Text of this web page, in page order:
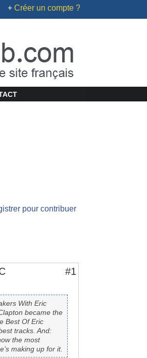
+ Créer un compte ?
pour contribuer
#1
With Eric
became the
Best Of Eric
tracks. And:
the most
making up for it.